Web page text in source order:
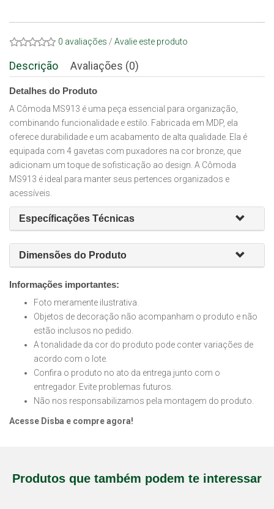
0 avaliações / Avalie este produto
Descrição Avaliações (0)
Detalhes do Produto
A Cômoda MS913 é uma peça essencial para organização,
combinando funcionalidade e estilo. Fabricada em MDP, ela
oferece durabilidade e um acabamento de alta qualidade. Ela é
equipada com 4 gavetas com puxadores na cor bronze, que
adicionam um toque de sofisticação ao design. A Cômoda
MS913 é ideal para manter seus pertences organizados e
acessíveis.
Específicações Técnicas
Dimensões do Produto
Informações importantes:
Foto meramente ilustrativa.
Objetos de decoração não acompanham o produto e não
estão inclusos no pedido.
A tonalidade da cor do produto pode conter variações de
acordo com o lote.
Confira o produto no ato da entrega junto com o
entregador. Evite problemas futuros.
Não nos responsabilizamos pela montagem do produto.
Acesse Disba e compre agora!
Produtos que também podem te interessar